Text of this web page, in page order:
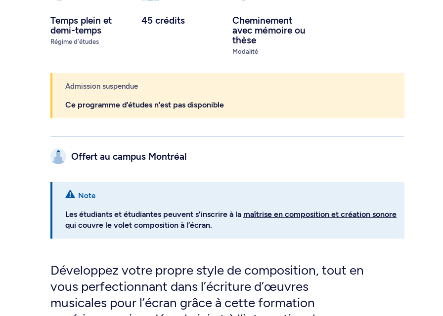
Temps plein et
demi-temps
Régime d'études
45 crédits
Cheminement
avec mémoire ou
thèse
Modalité
Admission suspendue
Ce programme d’études n’est pas disponible
Offert au campus Montréal
Note
Les étudiants et étudiantes peuvent s'inscrire à la maîtrise en composition et création sonore
qui couvre le volet composition à l’écran.
Développez votre propre style de composition, tout en
vous perfectionnant dans l’écriture d’œuvres
musicales pour l’écran grâce à cette formation